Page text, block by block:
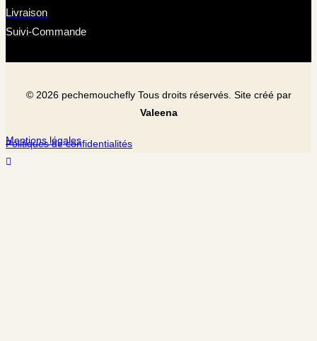
Livraison
Suivi-Commande
© 2026pechemouchefly Tous droits réservés. Site créé par
Valeena
Mentions légales
Politiques de confidentialités